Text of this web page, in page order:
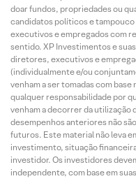
doar fundos, propriedades ou
candidatos políticos e
executivos e empregados com
sentido. XP Investimentos e
diretores, executivos e
(individualmente e/ou
venham a ser tomadas com
qualquer responsabilidade por
venham a decorrer da utilização
desempenhos anteriores não
futuros. Este material não leva
investimento, situação
investidor. Os investidores
independente, com base em